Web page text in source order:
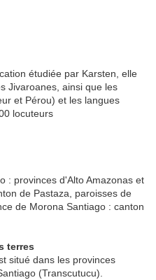
étudiée par Karsten, elle
Jivaroanes, ainsi que les
et Pérou) et les langues
locuteurs
: provinces d'Alto Amazonas et
de Pastaza, paroisses de
de Morona Santiago : canton
terres
situé dans les provinces
(Transcutucu).